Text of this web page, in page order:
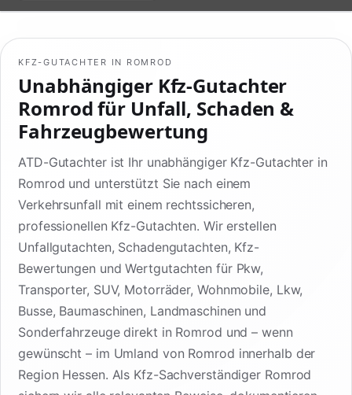
KFZ-GUTACHTER IN ROMROD
Unabhängiger Kfz-Gutachter
Romrod für Unfall, Schaden &
Fahrzeugbewertung
ATD-Gutachter ist Ihr unabhängiger Kfz-Gutachter in
Romrod und unterstützt Sie nach einem
Verkehrsunfall mit einem rechtssicheren,
professionellen Kfz-Gutachten. Wir erstellen
Unfallgutachten, Schadengutachten, Kfz-
Bewertungen und Wertgutachten für Pkw,
Transporter, SUV, Motorräder, Wohnmobile, Lkw,
Busse, Baumaschinen, Landmaschinen und
Sonderfahrzeuge direkt in Romrod und – wenn
gewünscht – im Umland von Romrod innerhalb der
Region Hessen. Als Kfz-Sachverständiger Romrod